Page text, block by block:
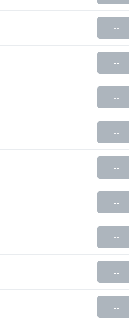
--
--
--
--
--
--
--
--
--